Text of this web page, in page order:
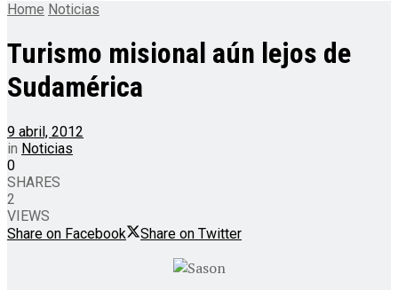
Home Noticias
Turismo misional aún lejos de
Sudamérica
9 abril, 2012
in Noticias
0
SHARES
2
VIEWS
Share on Facebook
Share on Twitter